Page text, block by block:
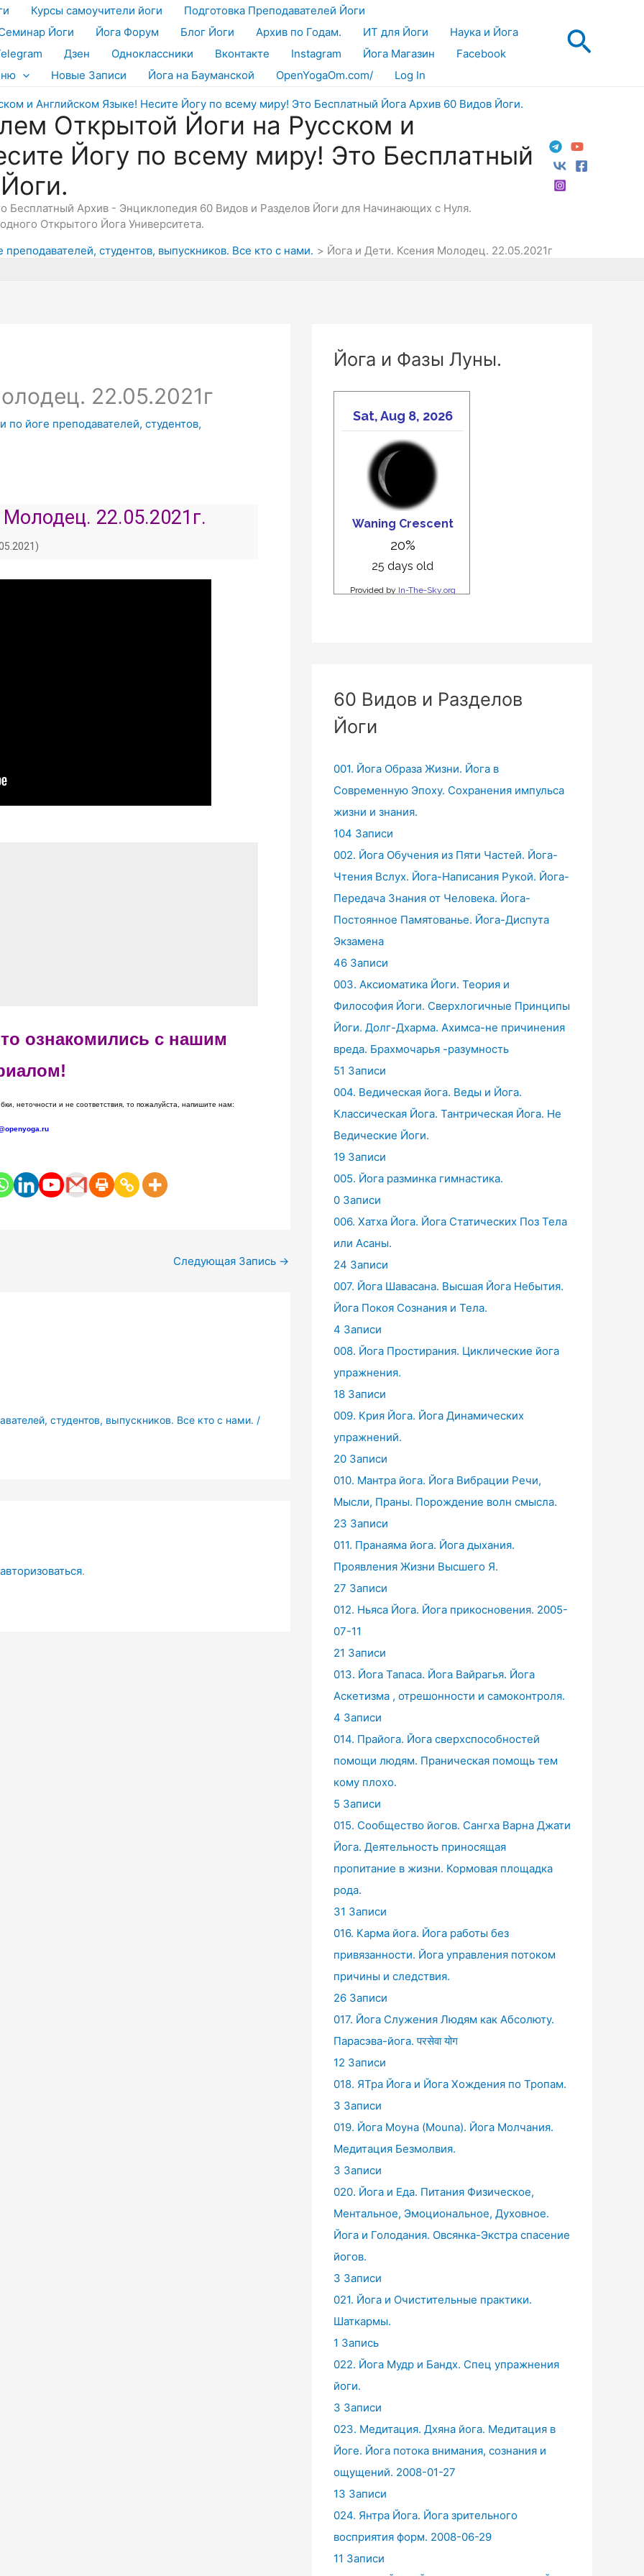
Курсы самоучители йоги
Подготовка Преподавателей Йоги
Йоги
Йога Форум Блог Йоги Архив по Годам. ИТ для Йоги
Наука и Йога
Дзен Одноклассники Вконтакте Instagram Йога Магазин
Facebook
Новые Записи Йога на Бауманской OpenYogaOm.com/ Log In
Открытой Йоги на Русском и
Йогу по всему миру! Это Бесплатный
Бесплатный Архив - Энциклопедия 60 Видов и Разделов Йоги для Начинающих с Нуля.
Открытого Йога Университета.
студентов, выпускников. Все кто с нами.
Йога и Дети. Ксения Молодец. 22.05.2021г
22.05.2021г
йоге преподавателей, студентов,
22.05.2021г.
ознакомились с нашим
неточности и не соответствия, то пожалуйста, напишите нам:
Следующая Запись →
студентов, выпускников. Все кто с нами. /
авторизоваться.
Йога и Фазы Луны.
60 Видов и Разделов
Йоги
001. Йога Образа Жизни. Йога в
Современную Эпоху. Сохранения импульса
жизни и знания.
104 Записи
002. Йога Обучения из Пяти Частей. Йога-
Чтения Вслух. Йога-Написания Рукой. Йога-
Передача Знания от Человека. Йога-
Постоянное Памятованье. Йога-Диспута
Экзамена
46 Записи
003. Аксиоматика Йоги. Теория и
Философия Йоги. Сверхлогичные Принципы
Йоги. Долг-Дхарма. Ахимса-не причинения
вреда. Брахмочарья -разумность
51 Записи
004. Ведическая йога. Веды и Йога.
Классическая Йога. Тантрическая Йога. Не
Ведические Йоги.
19 Записи
005. Йога разминка гимнастика.
0 Записи
006. Хатха Йога. Йога Статических Поз Тела
или Асаны.
24 Записи
007. Йога Шавасана. Высшая Йога Небытия.
Йога Покоя Сознания и Тела.
4 Записи
008. Йога Простирания. Циклические йога
упражнения.
18 Записи
009. Крия Йога. Йога Динамических
упражнений.
20 Записи
010. Мантра йога. Йога Вибрации Речи,
Мысли, Праны. Порождение волн смысла.
23 Записи
011. Пранаяма йога. Йога дыхания.
Проявления Жизни Высшего Я.
27 Записи
012. Ньяса Йога. Йога прикосновения. 2005-
07-11
21 Записи
013. Йога Тапаса. Йога Вайрагья. Йога
Аскетизма , отрешонности и самоконтроля.
4 Записи
014. Прайога. Йога сверхспособностей
помощи людям. Праническая помощь тем
кому плохо.
5 Записи
015. Сообщество йогов. Сангха Варна Джати
Йога. Деятельность приносящая
пропитание в жизни. Кормовая площадка
рода.
31 Записи
016. Карма йога. Йога работы без
привязанности. Йога управления потоком
причины и следствия.
26 Записи
017. Йога Служения Людям как Абсолюту.
Парасэва-йога. परसेवा योग
12 Записи
018. ЯТра Йога и Йога Хождения по Тропам.
3 Записи
019. Йога Моуна (Mouna). Йога Молчания.
Медитация Безмолвия.
3 Записи
020. Йога и Еда. Питания Физическое,
Ментальное, Эмоциональное, Духовное.
Йога и Голодания. Овсянка-Экстра спасение
йогов.
3 Записи
021. Йога и Очистительные практики.
Шаткармы.
1 Запись
022. Йога Мудр и Бандх. Спец упражнения
йоги.
3 Записи
023. Медитация. Дхяна йога. Медитация в
Йоге. Йога потока внимания, сознания и
ощущений. 2008-01-27
13 Записи
024. Янтра Йога. Йога зрительного
восприятия форм. 2008-06-29
11 Записи